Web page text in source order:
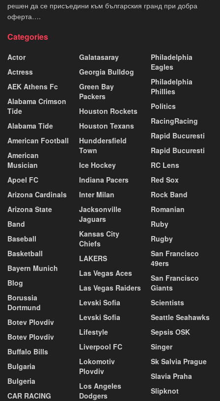
решен да се присъедини към българския гранд при добра
оферта….
Categories
Actor
Actress
AEK Athens Fc
Alabama Crimson
Tide
Alabama Tide
American Football
American
Musician
Apoel FC
Arizona Cardinals
Arizona State
Band
Baseball
Basketball
Bayern Munich
Blog
Borussia
Dortmund
Botev Plovdiv
Botev Plovdiv
Buffalo Bills
Bulgaria
Bulgeria
CAR RACING
Galatasaray
Georgia Bulldog
Green Bay
Packers
Houston Rockets
Houston Texans
Hunddersfield
Town
Ice Hockey
Indiana Pacers
Inter Milan
Jacksonville
Jaguars
Kansas City
Chiefs
LAKERS
Las Vegas Aces
Las Vegas Raiders
Levski Sofia
Levski Sofia
Lifestyle
Liverpool FC
Lokomotiv
Plovdiv
Los Angeles
Dodgers
Philadelphia
Eagles
Philadelphia
Phillies
Politics
RacingRacing
Rapid Bucuresti
Rapid Bucuresti
RC Lens
Red Sox
Rock Band
Romanian
Ruby
Rugby
San Francisco
49ers
San Francisco
Giants
Scientists
Seattle Seahawks
Sepsis OSK
Singer
Sk Salvia Prague
Slavia Praha
Slipknot